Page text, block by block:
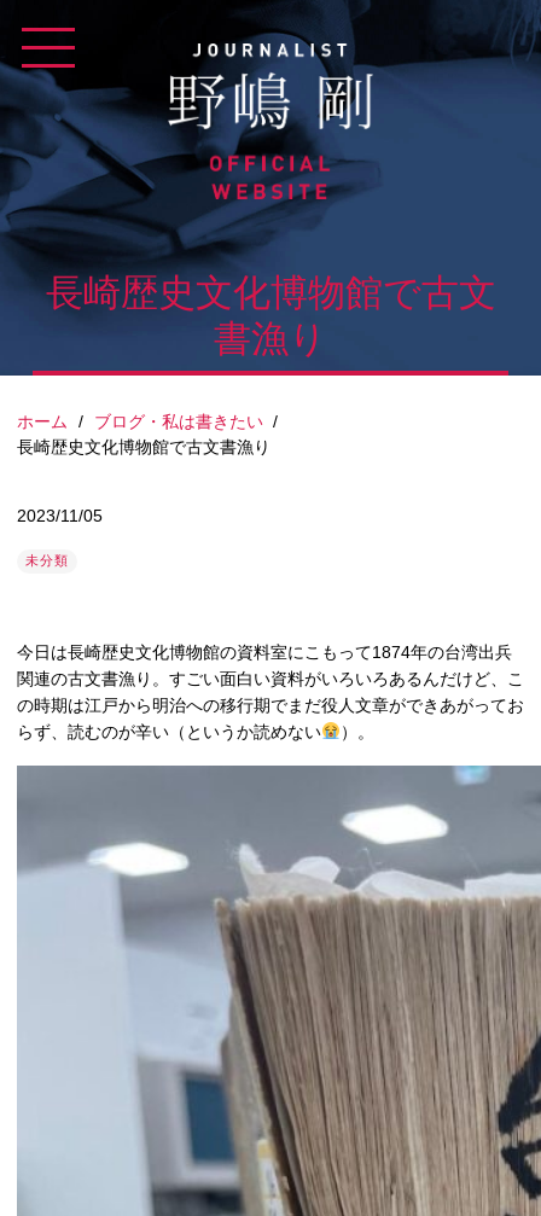
content
長崎歴史文化博物館で古文
書漁り
ホーム / ブログ・私は書きたい /
長崎歴史文化博物館で古文書漁り
2023/11/05
未分類
今日は長崎歴史文化博物館の資料室にこもって1874年の台湾出兵
関連の古文書漁り。すごい面白い資料がいろいろあるんだけど、こ
の時期は江戸から明治への移行期でまだ役人文章ができあがってお
らず、読むのが辛い（というか読めない
）。